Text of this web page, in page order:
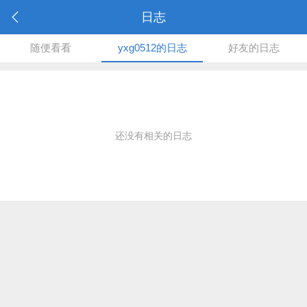
日志
随便看看 yxg0512的日志 好友的日志
还没有相关的日志